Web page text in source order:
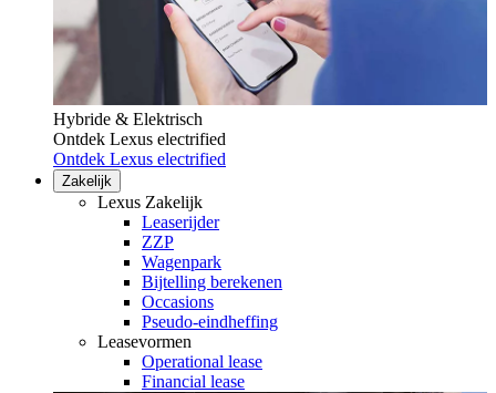
Hybride & Elektrisch
Ontdek Lexus electrified
Ontdek Lexus electrified
Zakelijk
Lexus Zakelijk
Leaserijder
ZZP
Wagenpark
Bijtelling berekenen
Occasions
Pseudo-eindheffing
Leasevormen
Operational lease
Financial lease